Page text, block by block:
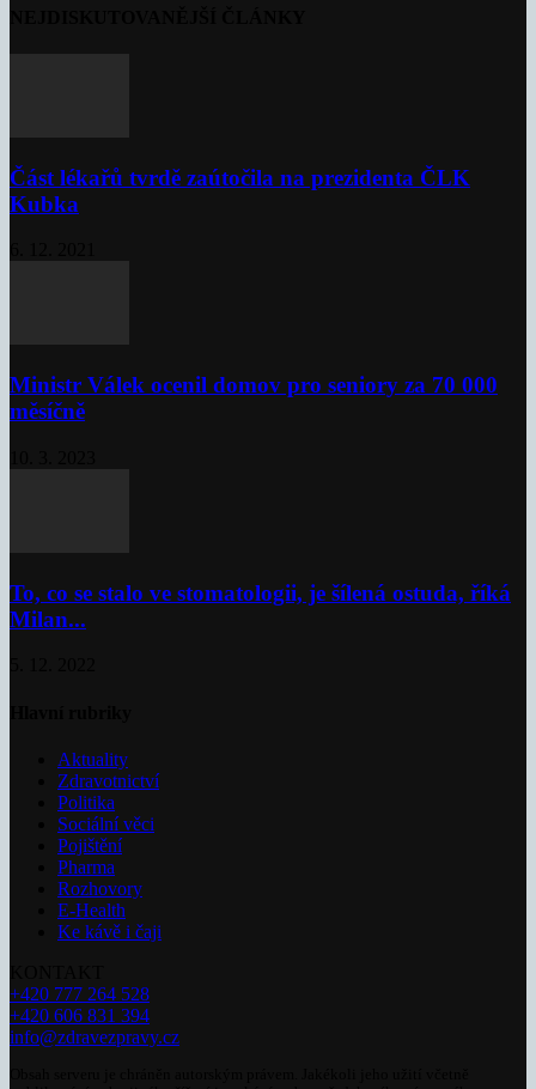
Část lékařů tvrdě zaútočila na prezidenta ČLK
Kubka
Ministr Válek ocenil domov pro seniory za 70 000
měsíčně
To, co se stalo ve stomatologii, je šílená ostuda, říká
Milan...
Aktuality
Zdravotnictví
Politika
Sociální věci
Pojištění
Pharma
Rozhovory
E-Health
Ke kávě i čaji
+420 777 264 528
+420 606 831 394
info@zdravezpravy.cz